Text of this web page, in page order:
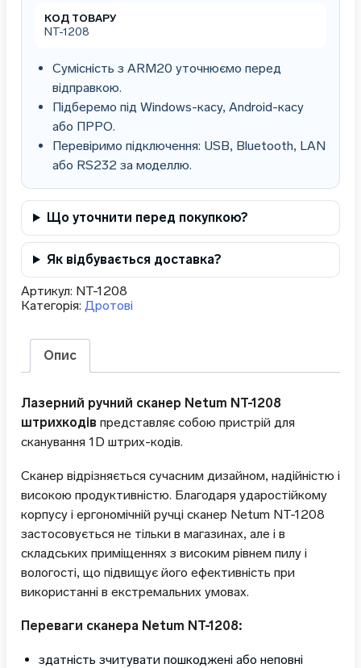
КОД ТОВАРУ
NT-1208
Сумісність з ARM20 уточнюємо перед
відправкою.
Підберемо під Windows-касу, Android-касу
або ПРРО.
Перевіримо підключення: USB, Bluetooth, LAN
або RS232 за моделлю.
Що уточнити перед покупкою?
Як відбувається доставка?
Артикул: NT-1208
Категорія: Дротові
Опис
Лазерний ручний сканер Netum NT-1208
штрихкодів представляє собою пристрій для
сканування 1D штрих-кодів.
Сканер відрізняється сучасним дизайном, надійністю і
високою продуктивністю. Благодаря ударостійкому
корпусу і ергономічній ручці сканер Netum NT-1208
застосовується не тільки в магазинах, але і в
складських приміщеннях з високим рівнем пилу і
вологості, що підвищує його ефективність при
використанні в екстремальних умовах.
Переваги сканера Netum NT-1208:
здатність зчитувати пошкоджені або неповні